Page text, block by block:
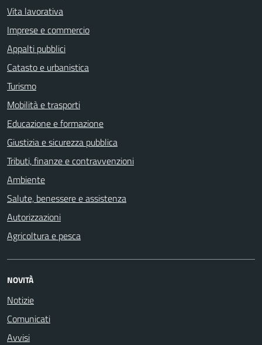
Vita lavorativa
Imprese e commercio
Appalti pubblici
Catasto e urbanistica
Turismo
Mobilità e trasporti
Educazione e formazione
Giustizia e sicurezza pubblica
Tributi, finanze e contravvenzioni
Ambiente
Salute, benessere e assistenza
Autorizzazioni
Agricoltura e pesca
NOVITÀ
Notizie
Comunicati
Avvisi